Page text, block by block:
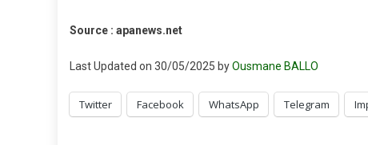
Source : apanews.net
Last Updated on 30/05/2025 byOusmane BALLO
Twitter Facebook WhatsApp Telegram